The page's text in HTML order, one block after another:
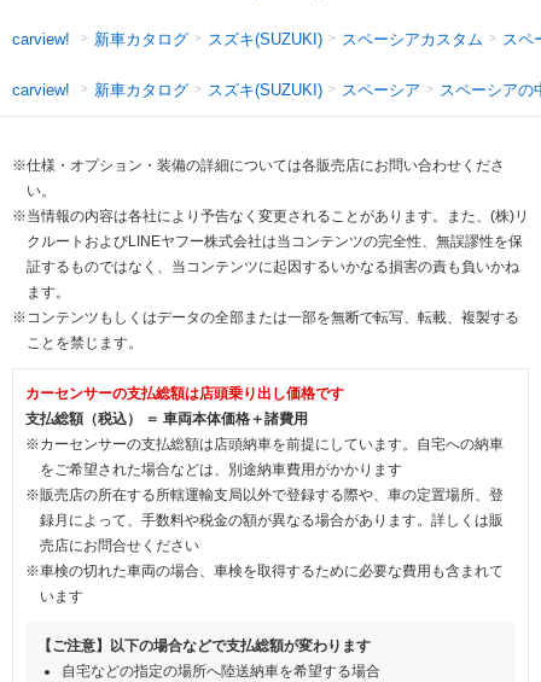
carview! 新車カタログ スズキ(SUZUKI) スペーシアカスタム スペ
carview! 新車カタログ スズキ(SUZUKI) スペーシア スペーシアの
※仕様・オプション・装備の詳細については各販売店にお問い合わせくださ
い。
※当情報の内容は各社により予告なく変更されることがあります。また、(株)リ
クルートおよびLINEヤフー株式会社は当コンテンツの完全性、無誤謬性を保
証するものではなく、当コンテンツに起因するいかなる損害の責も負いかね
ます。
※コンテンツもしくはデータの全部または一部を無断で転写、転載、複製する
ことを禁じます。
カーセンサーの支払総額は店頭乗り出し価格です
支払総額（税込） ＝ 車両本体価格＋諸費用
※カーセンサーの支払総額は店頭納車を前提にしています。自宅への納車
をご希望された場合などは、別途納車費用がかかります
※販売店の所在する所轄運輸支局以外で登録する際や、車の定置場所、登
録月によって、手数料や税金の額が異なる場合があります。詳しくは販
売店にお問合せください
※車検の切れた車両の場合、車検を取得するために必要な費用も含まれて
います
【ご注意】以下の場合などで支払総額が変わります
自宅などの指定の場所へ陸送納車を希望する場合